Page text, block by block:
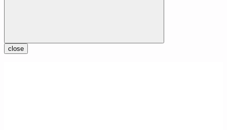
close